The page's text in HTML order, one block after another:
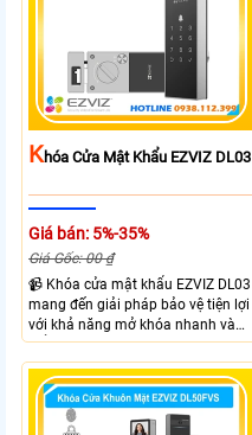
KHóa Cửa Mật Khẩu EZVIZ DL03
Giá bán: 5%-35%
Giá Gốc: 00 ₫
📹 Khóa cửa mật khẩu EZVIZ DL03
mang đến giải pháp bảo vệ tiện lợi
với khả năng mở khóa nhanh và
kiểm soát linh hoạt. Khóa cửa cửa
EZVIZ kết nối trực tiếp với điện
thoại qua APP EZVIZ hỗ trợ theo
dõi và điều khiển khóa cửa từ xa
phù hợp cho nhà ở căn hộ hoặc